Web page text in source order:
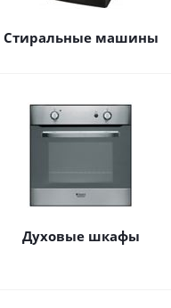
Стиральные машины
Духовые шкафы